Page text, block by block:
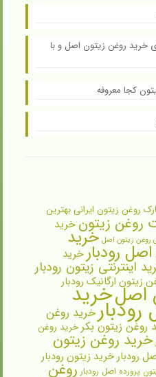
خرید روغن زیتون اصل و با
کجا معروفه
روغن زیتون ایرانی بهترین
روغن زیتون خرید
روغن زیتون اصل خرید
رودبار خرید
اینترنتی زیتون رودبار
زیتون ارگانیک رودبار
اصلخرید
خرید روغن
روغن زیتون بکر خرید روغن
خرید روغن زیتون
رودبارخرید زیتون رودبار
پرورده اصل رودبار روغن